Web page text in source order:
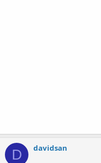
D davidsan